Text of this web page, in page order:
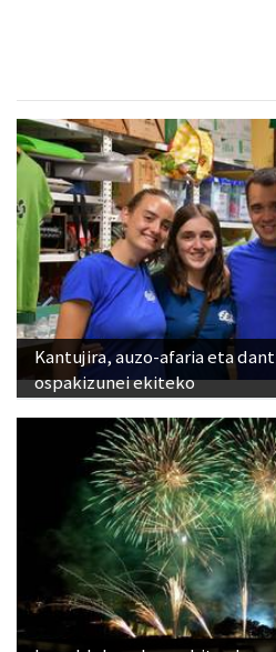
Kantujira, auzo-afaria eta
ospakizunei ekiteko
Lurraldebuseko zerbitzu
Nagusiko su-artifizialez